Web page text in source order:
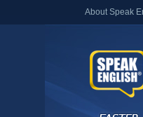
About Speak